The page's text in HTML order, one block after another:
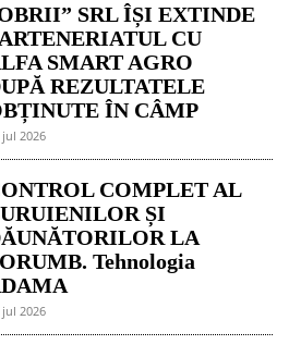
SRL ÎȘI EXTINDE
CU
SMART AGRO
REZULTATELE
ÎN CÂMP
jul 2026
COMPLET AL
ȘI
LA
Tehnologia
jul 2026